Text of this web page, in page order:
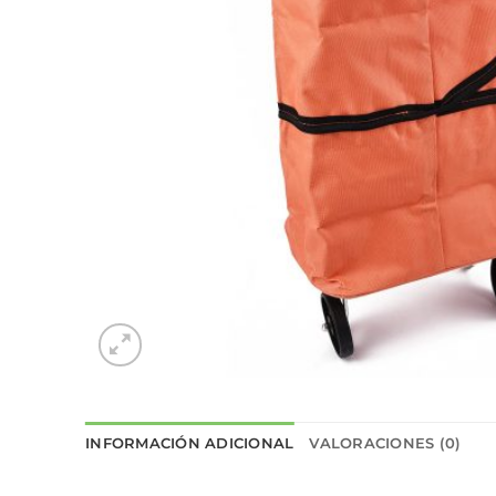
INFORMACIÓN ADICIONAL VALORACIONES (0)